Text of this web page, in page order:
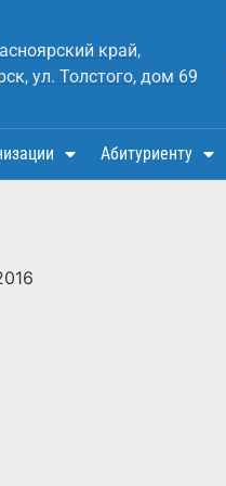
край,
ул. Толстого, дом 69
Абитуриенту